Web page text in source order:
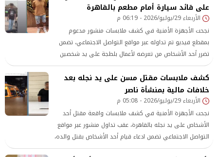
على قائد سيارة أمام مطعم بالقاهرة
الأربعاء 29/يوليو/2026 - 06:19 م
نجحت الأجهزة الأمنية في كشف ملابسات منشور مدعوم
بمقطع فيديو تم تداوله عبر مواقع التواصل الاجتماعي، تضمن
تضرر أحد الأشخاص من تعرضه لأعمال بلطجة على يد شخصين
أثناء استقلاله سيارته أمام أحد المطاعم بالقاهرة
كشف ملابسات مقتل مسن على يد نجله بعد
خلافات مالية بمنشأة ناصر
الأربعاء 29/يوليو/2026 - 05:08 م
نجحت الأجهزة الأمنية في كشف ملابسات واقعة مقتل أحد
الأشخاص على يد نجله بالقاهرة، عقب تداول منشور عبر مواقع
التواصل الاجتماعي تضمن ادعاء قيام أحد الأشخاص بقتل والده،
حيث تبين أن وراء ارتكاب الجريمة نجل المجني عليه بسبب